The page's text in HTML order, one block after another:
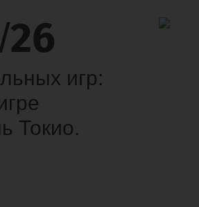
/26
игр:
Токио.